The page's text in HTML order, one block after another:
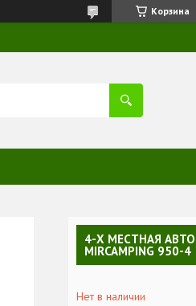
Корзина
4-Х МЕСТНАЯ
MIRCAMPING 950-4
Нет в наличии